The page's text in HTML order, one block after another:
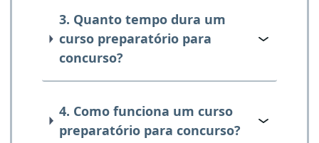
3. Quanto tempo dura um
curso preparatório para
concurso?
4. Como funciona um curso
preparatório para concurso?